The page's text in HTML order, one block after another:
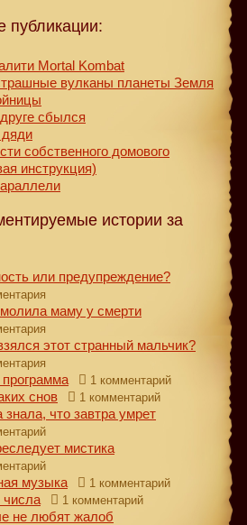
публикации:
Mortal Kombat
вулканы планеты Земля
сбылся
собственного домового
инструкция)
истории за
или предупреждение?
маму у смерти
этот странный мальчик?
1 комментарий
снов 1 комментарий
что завтра умрет
мистика
музыка 1 комментарий
числа 1 комментарий
не любят жалоб